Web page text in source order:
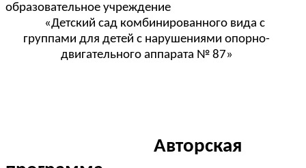
образовательное учреждение
«Детский сад комбинированного вида с
группами для детей с нарушениями опорно-
двигательного аппарата № 87»
Авторская